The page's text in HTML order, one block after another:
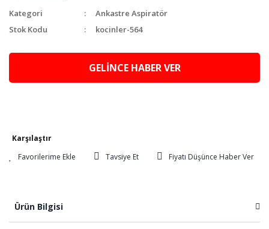
Kategori
Ankastre Aspiratör
Stok Kodu
kocinler-564
GELİNCE HABER VER
Karşılaştır
Tavsiye Et
Fiyatı Düşünce Haber Ver
Ürün Bilgisi